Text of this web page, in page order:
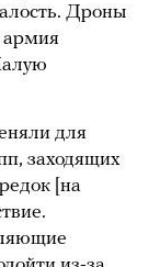
Дроны
армия
для
заходящих
[на